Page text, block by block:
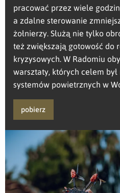
pracować przez wiele godzin,
a zdalne sterowanie
żołnierzy. Służą nie tylko
też zwiększają gotowość do
kryzysowych. W Radomiu
warsztaty, których celem
systemów powietrznych w
pobierz